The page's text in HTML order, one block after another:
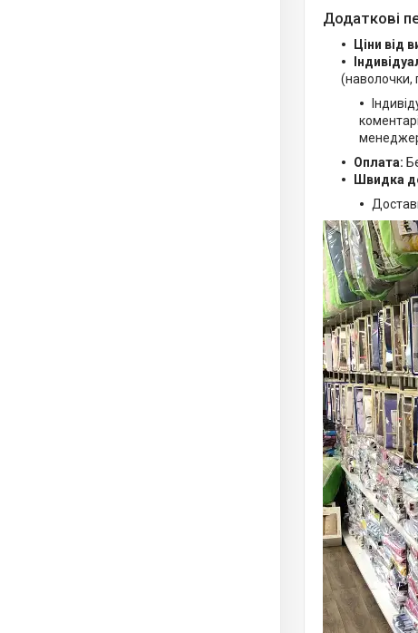
Додаткові
Ціни від
(наволочки,
Оплата:
Швидка